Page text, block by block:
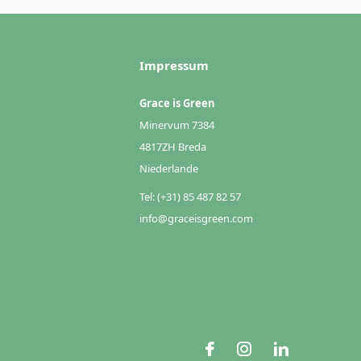
Impressum
Grace is Green
Minervum 7384
4817ZH Breda
Niederlande
Tel: (+31) 85 487 82 57
info@graceisgreen.com